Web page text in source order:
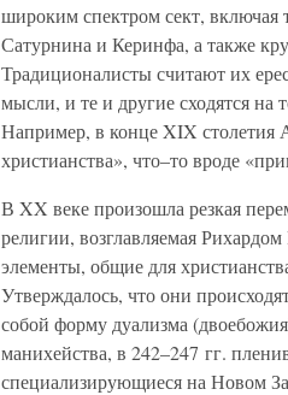
широким спектром сект, включая
Сатурнина и Керинфа, а также
Традиционалисты считают их
мысли, и те и другие сходятся на
Например, в конце XIX столетия
христианства», что–то вроде
В XX веке произошла резкая
религии, возглавляемая
элементы, общие для
Утверждалось, что они
собой форму дуализма
манихейства, в 242–247 гг.
специализирующиеся на Новом